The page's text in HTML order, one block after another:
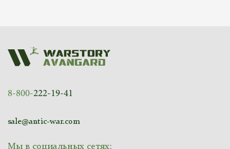
8-800-222-19-41
sale@antic-war.com
Мы в социальных сетях: